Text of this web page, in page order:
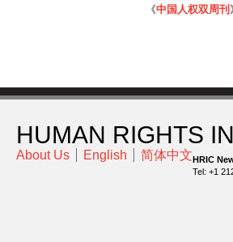
《中国人权双周刊
HUMAN RIGHTS
About Us English 简体中文HRIC
Tel: +1